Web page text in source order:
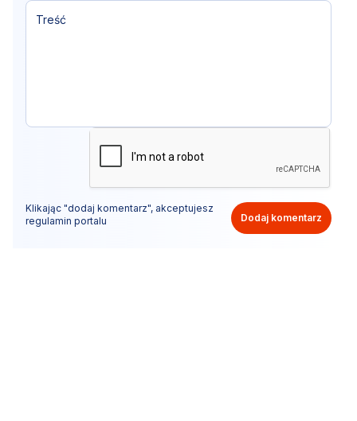
Klikając "dodaj komentarz", akceptujesz
regulamin portalu
Dodaj komentarz